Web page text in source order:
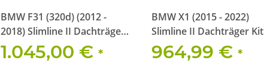
BMW F31 (320d) (2012 -
2018) Slimline II Dachträger
Kit
1.045,00 € *
BMW X1 (2015 - 2022)
Slimline II Dachträger Kit
964,99 € *